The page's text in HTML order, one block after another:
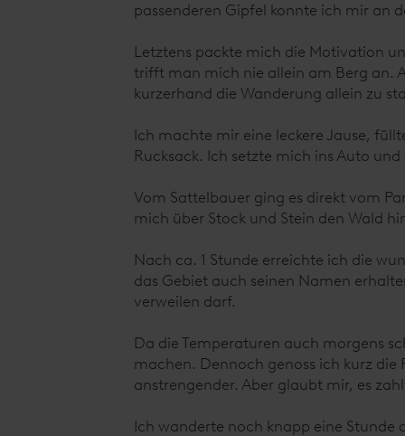
passenderen Gipfel konnte ich mir an
Letztens packte mich die Motivation
trifft man mich nie allein am Berg an.
kurzerhand die Wanderung allein zu
Ich machte mir eine leckere Jause,
Rucksack. Ich setzte mich ins Auto
Vom Sattelbauer ging es direkt vom
mich über Stock und Stein den Wald
Nach ca. 1 Stunde erreichte ich die
das Gebiet auch seinen Namen
verweilen darf.
Da die Temperaturen auch morgens
machen. Dennoch genoss ich kurz
anstrengender. Aber glaubt mir, es
Ich wanderte noch knapp eine Stunde